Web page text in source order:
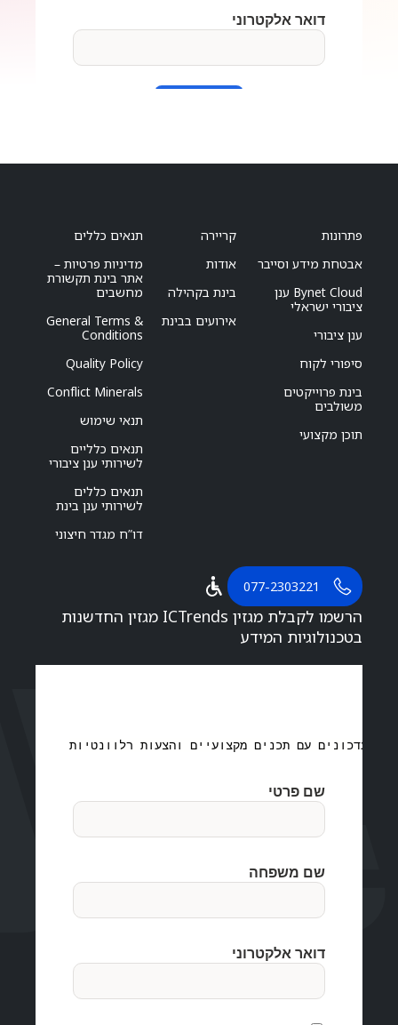
פתרונות
אבטחת מידע וסייבר
Bynet Cloud ענן
ציבורי ישראלי
ענן ציבורי
סיפורי לקוח
בינת פרוייקטים
משולבים
תוכן מקצועי
קריירה
אודות
בינת בקהילה
אירועים בבינת
תנאים כללים
מדיניות פרטיות –
אתר בינת תקשורת
מחשבים
General Terms &
Conditions
Quality Policy
Conflict Minerals
תנאי שימוש
תנאים כלליים
לשירותי ענן ציבורי
תנאים כללים
לשירותי ענן בינת
דו”ח מגדר חיצוני
077-2303221
הרשמו לקבלת מגזין ICTrends מגזין החדשנות
בטכנולוגיות המידע